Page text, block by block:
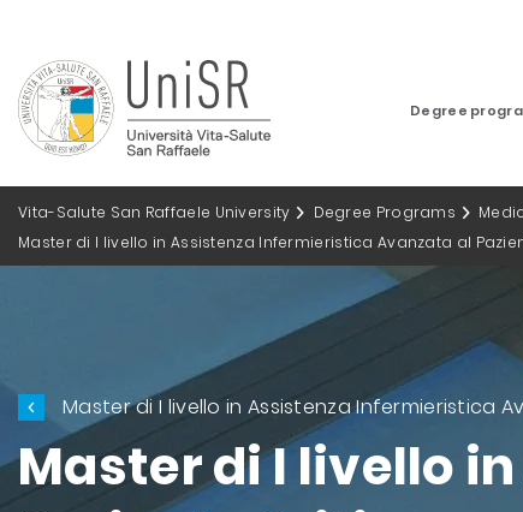
Degree
Vita-Salute San Raffaele University Degree Programs
Master di I livello in Assistenza Infermieristica Avanzata al
Master di I livello in Assistenza Infermieristica
Master di I livello